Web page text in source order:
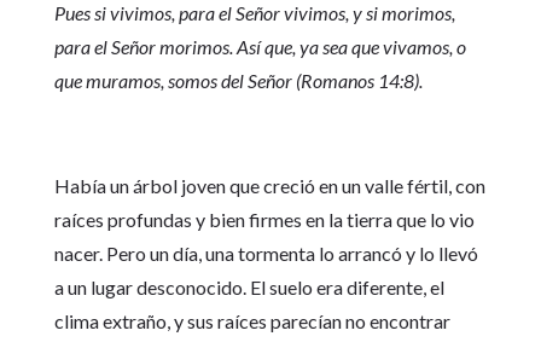
Pues si vivimos, para el Señor vivimos, y si morimos,
para el Señor morimos. Así que, ya sea que vivamos, o
que muramos, somos del Señor (Romanos 14:8).
Había un árbol joven que creció en un valle fértil, con
raíces profundas y bien firmes en la tierra que lo vio
nacer. Pero un día, una tormenta lo arrancó y lo llevó
a un lugar desconocido. El suelo era diferente, el
clima extraño, y sus raíces parecían no encontrar